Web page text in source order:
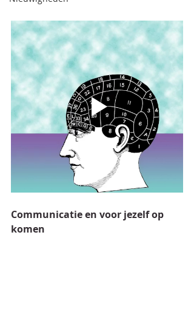
Communicatie en voor jezelf op
komen